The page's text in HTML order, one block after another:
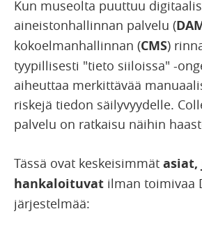
Kun museolta puuttuu
aineistonhallinnan palvelu (
kokoelmanhallinnan (CMS)
tyypillisesti "tieto siiloissa" -
aiheuttaa merkittävää
riskejä tiedon säilyvyydelle.
palvelu on ratkaisu näihin
Tässä ovat keskeisimmät asiat,
hankaloituvat ilman toimivaa
järjestelmää: